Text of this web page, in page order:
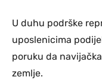
U duhu podrške
uposlenicima
poruku da
zemlje.